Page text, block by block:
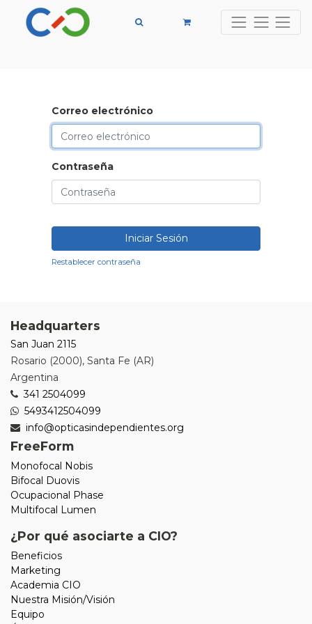
Correo electrónico
Contraseña
Iniciar Sesión
Restablecer contraseña
Headquarters
San Juan 2115
Rosario (2000), Santa Fe (AR)
Argentina
341 2504099
5493412504099
info@opticasindependientes.org
FreeForm
Monofocal Nobis
Bifocal Duovis
Ocupacional Phase
Multifocal Lumen
¿Por qué asociarte a CIO?
Beneficios
Marketing
Academia CIO
Nuestra Misión/Visión
Equipo